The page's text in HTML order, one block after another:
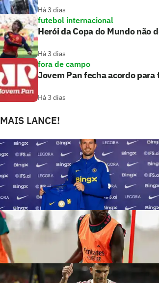
Há 3 dias
futebol internacional
Herói da Copa do Mundo não
Há 3 dias
fora de campo
Jovem Pan fecha acordo
Há 3 dias
MAIS LANCE!